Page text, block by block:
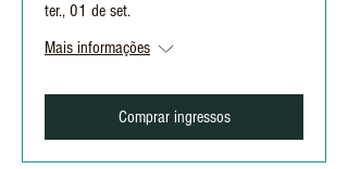
ter., 01 de set.
Mais informações
Comprar ingressos